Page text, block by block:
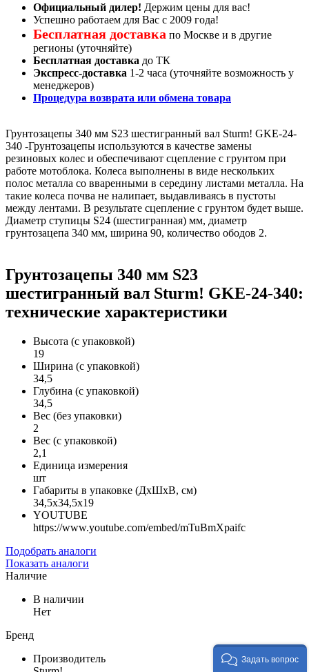
Официальный дилер! Держим цены для вас!
Успешно работаем для Вас с 2009 года!
Бесплатная доставка по Москве и в другие
регионы (уточняйте)
Бесплатная доставка до ТК
Экспресс-доставка 1-2 часа (уточняйте возможность у
менеджеров)
Процедура возврата или обмена товара
Грунтозацепы 340 мм S23 шестигранный вал Sturm! GKE-24-
340 -Грунтозацепы используются в качестве замены
резиновых колес и обеспечивают сцепление с грунтом при
работе мотоблока. Колеса выполнены в виде нескольких
полос металла со вваренными в середину листами металла. На
такие колеса почва не налипает, выдавливаясь в пустоты
между лентами. В результате сцепление с грунтом будет выше.
Диаметр ступицы S24 (шестигранная) мм, диаметр
грунтозацепа 340 мм, ширина 90, количество ободов 2.
Грунтозацепы 340 мм S23
шестигранный вал Sturm! GKE-24-340:
технические характеристики
Высота (с упаковкой)
19
Ширина (с упаковкой)
34,5
Глубина (с упаковкой)
34,5
Вес (без упаковки)
2
Вес (с упаковкой)
2,1
Единица измерения
шт
Габариты в упаковке (ДхШхВ, см)
34,5x34,5x19
YOUTUBE
https://www.youtube.com/embed/mTuBmXpaifc
Подобрать аналоги
Показать аналоги
Наличие
В наличии
Нет
Бренд
Производитель
Задать вопрос